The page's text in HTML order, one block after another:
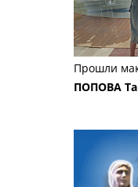
Прошли
ПОПОВА